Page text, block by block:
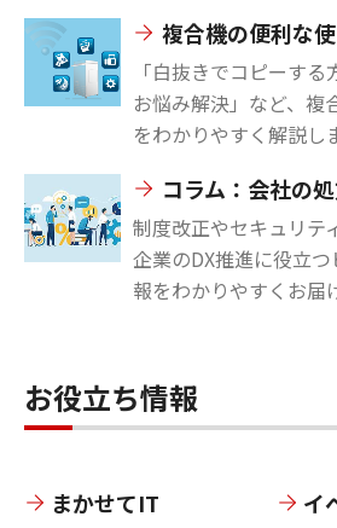
複合機の便利な
「白抜きでコピーす
お悩み解決」など、複
をわかりやすく解説し
コラム：会社の
制度改正やセキュリテ
企業のDX推進に役立
報をわかりやすくお届
お役立ち情報
まかせてIT イ